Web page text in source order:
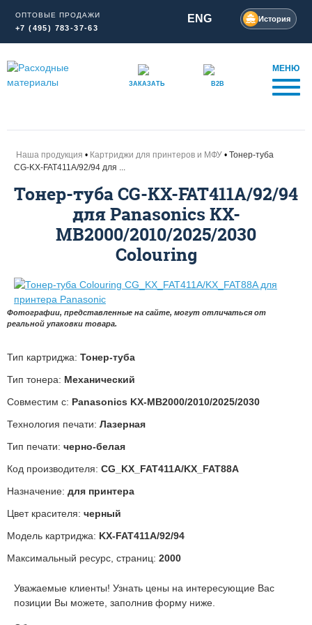
ОПТОВЫЕ ПРОДАЖИ
+7 (495) 783-37-63
ENG История
ЗАКАЗАТЬ B2B
МЕНЮ
Наша продукция Картриджи для принтеров и МФУ
Тонер-туба
CG-KX-FAT411A/92/94 для ...
Тонер-туба CG-KX-FAT411A/92/94
для Panasonics KX-
MB2000/2010/2025/2030
Colouring
Фотографии, представленные на сайте, могут отличаться от
реальной упаковки товара.
Тип картриджа: Тонер-туба
Тип тонера: Механический
Совместим с: Panasonics KX-MB2000/2010/2025/2030
Технология печати: Лазерная
Тип печати: черно-белая
Код производителя: CG_KX_FAT411A/KX_FAT88A
Назначение: для принтера
Цвет красителя: черный
Модель картриджа: KX-FAT411A/92/94
Максимальный ресурс, страниц: 2000
Уважаемые клиенты! Узнать цены на интересующие Вас
позиции Вы можете, заполнив форму ниже.